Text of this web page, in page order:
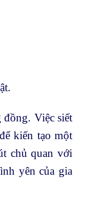
Việc siết
kiến tạo một
chủ quan với
yên của gia